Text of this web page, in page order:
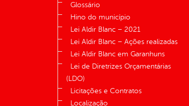
Glossário
Hino do município
Lei Aldir Blanc – 2021
Lei Aldir Blanc – Ações realizadas
Lei Aldir Blanc em Garanhuns
Lei de Diretrizes Orçamentárias
(LDO)
Licitações e Contratos
Localização